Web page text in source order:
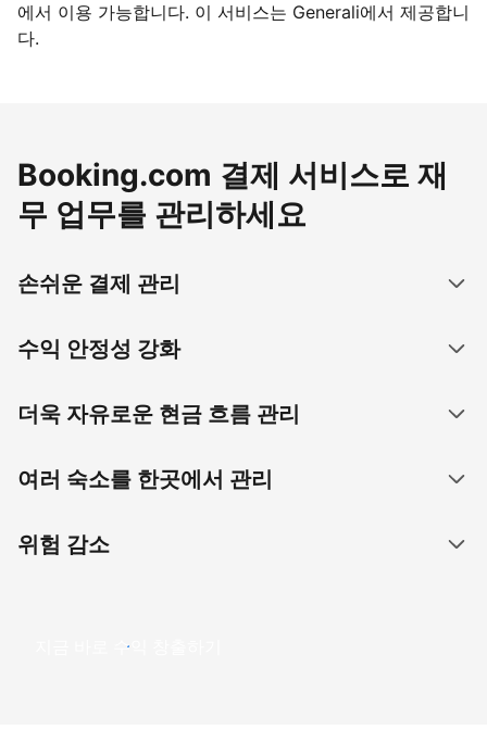
에서 이용 가능합니다. 이 서비스는 Generali에서 제공합니
다.
Booking.com 결제 서비스로 재
무 업무를 관리하세요
손쉬운 결제 관리
수익 안정성 강화
더욱 자유로운 현금 흐름 관리
여러 숙소를 한곳에서 관리
위험 감소
지금 바로 수익 창출하기